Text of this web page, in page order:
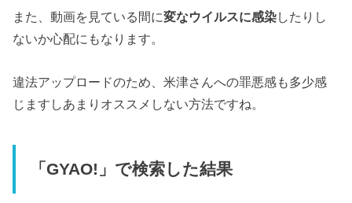
また、動画を見ている間に変なウイルスに感染したりし
ないか心配にもなります。
違法アップロードのため、米津さんへの罪悪感も多少感
じますしあまりオススメしない方法ですね。
「GYAO!」で検索した結果